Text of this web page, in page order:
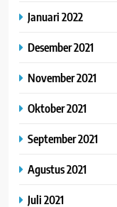
Januari 2022
Desember 2021
November 2021
Oktober 2021
September 2021
Agustus 2021
Juli 2021